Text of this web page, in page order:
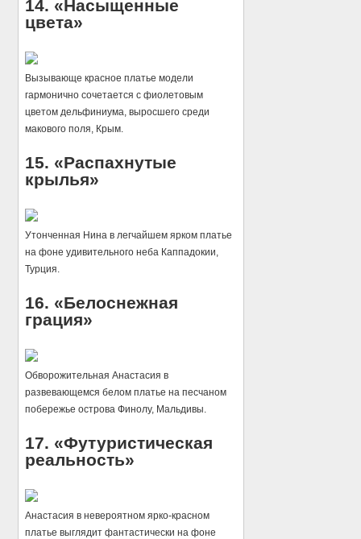
14. «Насыщенные
цвета»
Вызывающе красное платье модели
гармонично сочетается с фиолетовым
цветом дельфиниума, выросшего среди
макового поля, Крым.
15. «Распахнутые
крылья»
Утонченная Нина в легчайшем ярком платье
на фоне удивительного неба Каппадокии,
Турция.
16. «Белоснежная
грация»
Обворожительная Анастасия в
развевающемся белом платье на песчаном
побережье острова Финолу, Мальдивы.
17. «Футуристическая
реальность»
Анастасия в невероятном ярко-красном
платье выглядит фантастически на фоне